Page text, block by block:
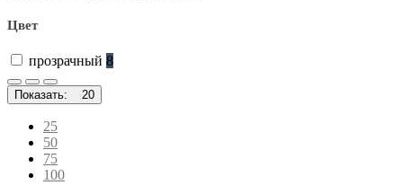
Цвет
прозрачный 8
Показать: 20
25
50
75
100